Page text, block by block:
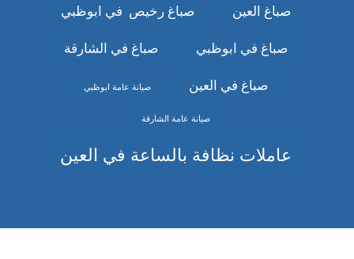
صباغ العين صباغ رخيص في ابوظبي
صباغ في ابوظبي صباغ في الشارقة
صباغ في العين صيانة عامة ابوظبي
صيانة عامة الشارقة
عاملات نظافة بالساعة في العين